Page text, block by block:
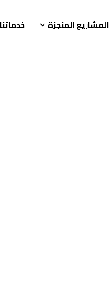
المشاريع المنجزة خدماتنا